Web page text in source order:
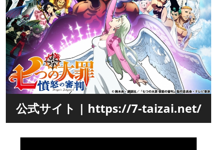
公式サイト | https://7-taizai.net/